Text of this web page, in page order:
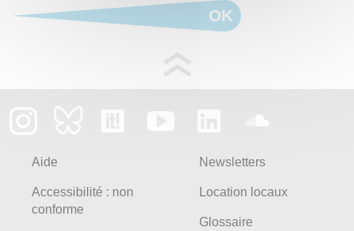
OK
Aide
Accessibilité : non
conforme
Newsletters
Location locaux
Glossaire